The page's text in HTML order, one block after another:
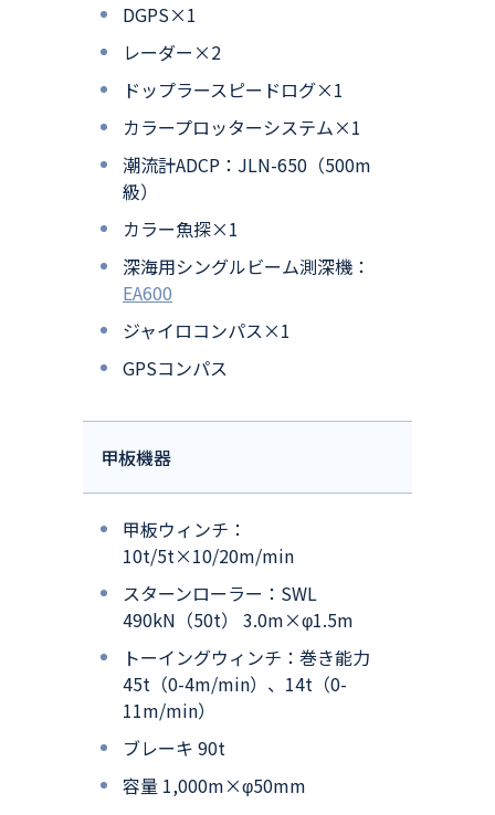
DGPS×1
レーダー×2
ドップラースピードログ×1
カラープロッターシステム×1
潮流計ADCP：JLN-650（500m
級）
カラー魚探×1
深海用シングルビーム測深機：
EA600
ジャイロコンパス×1
GPSコンパス
甲板機器
甲板ウィンチ：
10t/5t×10/20m/min
スターンローラー：SWL
490kN（50t） 3.0m×φ1.5m
トーイングウィンチ：巻き能力
45t（0-4m/min）、14t（0-
11m/min）
ブレーキ 90t
容量 1,000m×φ50mm